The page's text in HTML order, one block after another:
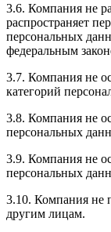
3.6. Компания не
распространяет
персональных
федеральным
3.7. Компания не
категорий
3.8. Компания не
персональных
3.9. Компания не
персональных
3.10. Компания не
другим лицам.